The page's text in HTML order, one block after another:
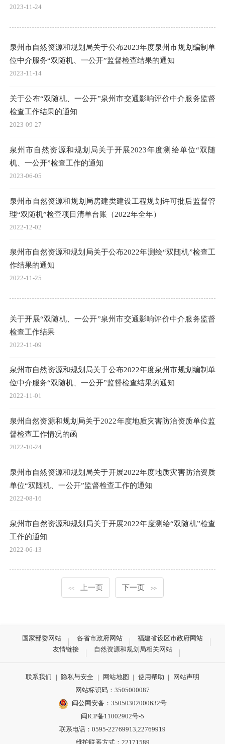
2023-11-24
泉州市自然资源和规划局关于公布2023年度泉州市规划编制单
位中介服务“双随机、一公开”监督检查结果的通知
2023-11-14
关于公布“双随机、一公开”泉州市交通影响评价中介服务监督
检查工作结果的通知
2023-09-27
泉州市自然资源和规划局关于开展2023年度测绘单位“双随
机、一公开”检查工作的通知
2023-06-05
泉州市自然资源和规划局房建类建设工程规划许可批后监督管
理“双随机”检查项目清单台账（2022年全年）
2022-12-02
泉州市自然资源和规划局关于公布2022年测绘“双随机”检查工
作结果的通知
2022-11-25
关于开展“双随机、一公开”泉州市交通影响评价中介服务监督
检查工作结果
2022-11-09
泉州市自然资源和规划局关于公布2022年度泉州市规划编制单
位中介服务“双随机、一公开”监督检查结果的通知
2022-11-01
泉州自然资源和规划局关于2022年度地质灾害防治资质单位监
督检查工作情况的函
2022-10-24
泉州市自然资源和规划局关于开展2022年度地质灾害防治资质
单位“双随机、一公开”监督检查工作的通知
2022-08-16
泉州市自然资源和规划局关于开展2022年度测绘“双随机”检查
工作的通知
2022-06-13
<< 上一页 下一页 >>
国家部委网站 各省市政府网站
福建省设区市政府网站
友情链接
自然资源和规划局相关网站
联系我们 | 隐私与安全 | 网站地图 | 使用帮助 |
网站声明
网站标识码：3505000087
闽公网安备：35050302000632号
闽ICP备11002902号-5
联系电话：0595-22769913,22769919
维护联系方式：22171589